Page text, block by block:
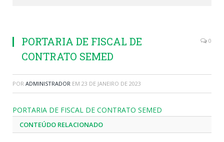
PORTARIA DE FISCAL DE
CONTRATO SEMED
0
POR ADMINISTRADOR EM 23 DE JANEIRO DE 2023
PORTARIA DE FISCAL DE CONTRATO SEMED
CONTEÚDO RELACIONADO